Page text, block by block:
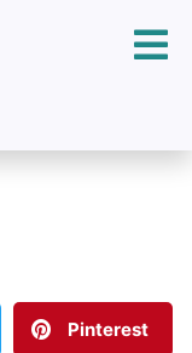
Pinterest